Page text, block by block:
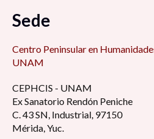
Sede
Centro Peninsular en
UNAM
CEPHCIS - UNAM
Ex Sanatorio Rendón Peniche
C. 43 SN, Industrial, 97150
Mérida, Yuc.